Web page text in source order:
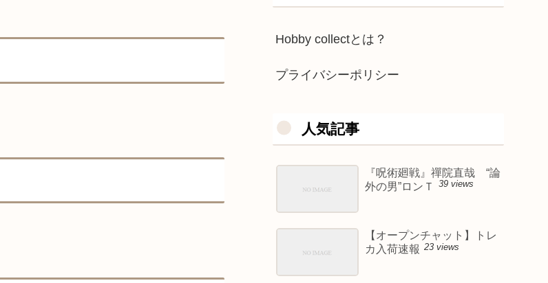
Hobby collectとは？
プライバシーポリシー
人気記事
『呪術廻戦』禪院直哉 “論
外の男”ロンＴ
39 views
【オープンチャット】トレ
カ入荷速報 23 views